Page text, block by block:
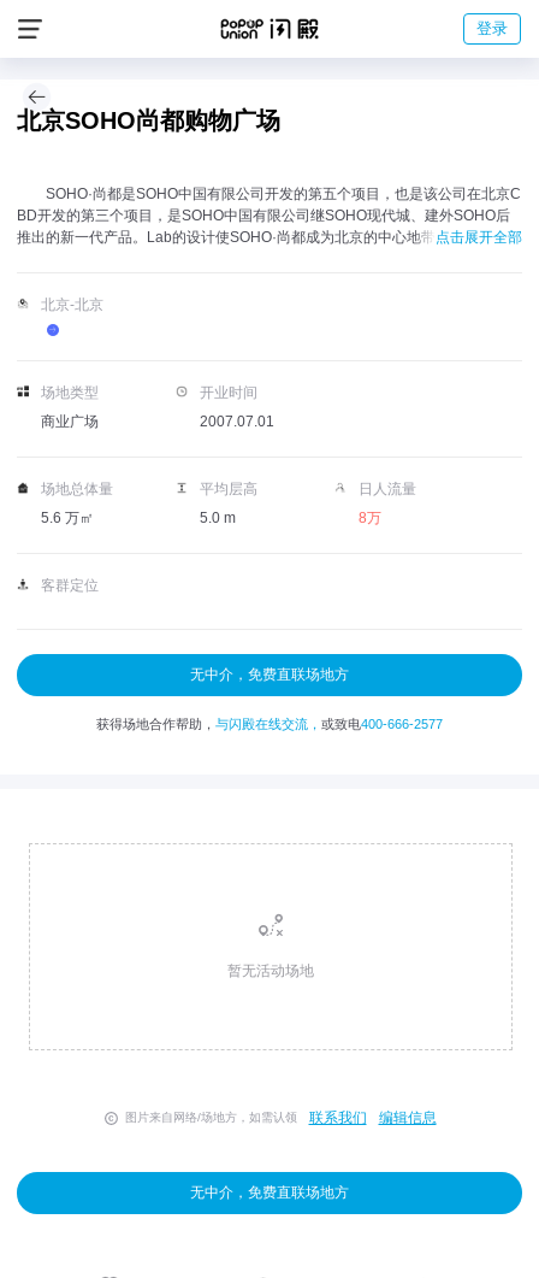
登录
北京SOHO尚都购物广场
SOHO·尚都是SOHO中国有限公司开发的第五个项目，也是该公司在北京C
BD开发的第三个项目，是SOHO中国有限公司继SOHO现代城、建外SOHO后
推出的新一代产品。Lab的设计使SOHO·尚都成为北京的中心地带一道独特的生
计方案，80%以上的店铺是临街的开放式的店面设计，让人体验全新的购物感
觉。420余家商铺让每个店铺都成为风景，150米花园店面情
点击展开全部
北京-北京
场地类型
商业广场
开业时间
2007.07.01
场地总体量
5.6 万㎡
平均层高
5.0 m
日人流量
8万
客群定位
无中介，免费直联场地方
获得场地合作帮助， 与闪殿在线交流， 或致电400-666-2577
暂无活动场地
图片来自网络/场地方，如需认领 联系我们 编辑信息
无中介，免费直联场地方